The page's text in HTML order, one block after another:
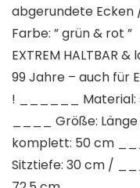
abgerundete Ecken
Farbe: ” grün & rot ”
EXTREM HALTBAR
99 Jahre – auch für
! ______ Material:
____ Größe:
komplett: 50 cm
Sitztiefe: 30 cm /